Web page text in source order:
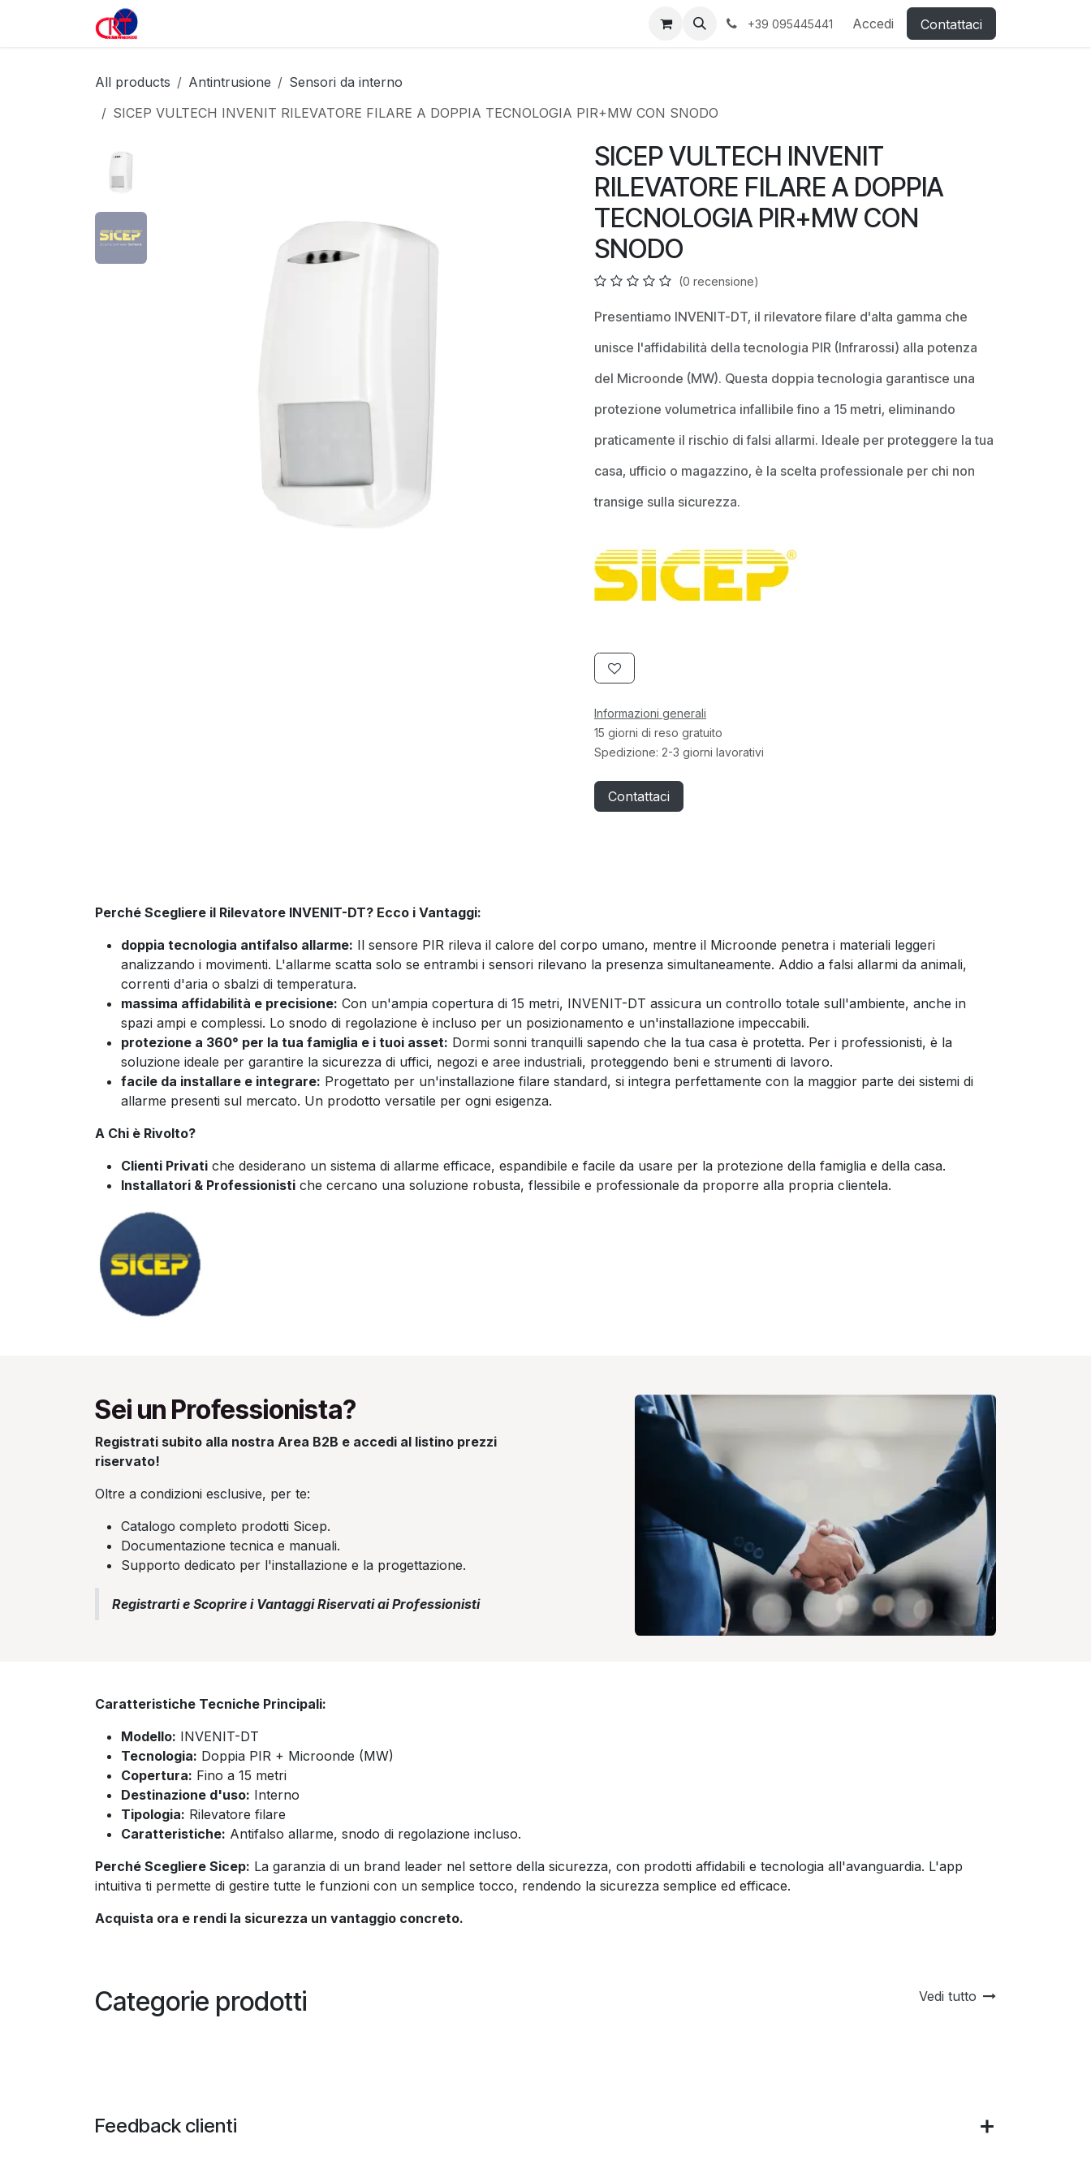
Passa al contenuto
+39 095445441 Accedi Contattaci
All products Antintrusione
Sensori da interno
SICEP VULTECH INVENIT RILEVATORE FILARE A DOPPIA TECNOLOGIA PIR+MW CON SNODO
SICEP VULTECH INVENIT
RILEVATORE FILARE A DOPPIA
TECNOLOGIA PIR+MW CON
SNODO
(0 recensione)
Presentiamo INVENIT-DT, il rilevatore filare d'alta gamma che
unisce l'affidabilità della tecnologia PIR (Infrarossi) alla potenza
del Microonde (MW). Questa doppia tecnologia garantisce una
protezione volumetrica infallibile fino a 15 metri, eliminando
praticamente il rischio di falsi allarmi. Ideale per proteggere la tua
casa, ufficio o magazzino, è la scelta professionale per chi non
transige sulla sicurezza.
Informazioni generali
15 giorni di reso gratuito
Spedizione: 2-3 giorni lavorativi
Contattaci
Perché Scegliere il Rilevatore INVENIT-DT? Ecco i Vantaggi:
doppia tecnologia antifalso allarme: Il sensore PIR rileva il calore del corpo umano, mentre il Microonde penetra i materiali leggeri
analizzando i movimenti. L'allarme scatta solo se entrambi i sensori rilevano la presenza simultaneamente. Addio a falsi allarmi da animali,
correnti d'aria o sbalzi di temperatura.
massima affidabilità e precisione: Con un'ampia copertura di 15 metri, INVENIT-DT assicura un controllo totale sull'ambiente, anche in
spazi ampi e complessi. Lo snodo di regolazione è incluso per un posizionamento e un'installazione impeccabili.
protezione a 360° per la tua famiglia e i tuoi asset: Dormi sonni tranquilli sapendo che la tua casa è protetta. Per i professionisti, è la
soluzione ideale per garantire la sicurezza di uffici, negozi e aree industriali, proteggendo beni e strumenti di lavoro.
facile da installare e integrare: Progettato per un'installazione filare standard, si integra perfettamente con la maggior parte dei sistemi di
allarme presenti sul mercato. Un prodotto versatile per ogni esigenza.
A Chi è Rivolto?
Clienti Privati che desiderano un sistema di allarme efficace, espandibile e facile da usare per la protezione della famiglia e della casa.
Installatori & Professionisti che cercano una soluzione robusta, flessibile e professionale da proporre alla propria clientela.
Sei un Professionista?
Registrati subito alla nostra Area B2B e accedi al listino prezzi
riservato!
Oltre a condizioni esclusive, per te:
Catalogo completo prodotti Sicep.
Documentazione tecnica e manuali.
Supporto dedicato per l'installazione e la progettazione.
Registrarti e Scoprire i Vantaggi Riservati ai Professionisti
Caratteristiche Tecniche Principali:
Modello: INVENIT-DT
Tecnologia: Doppia PIR + Microonde (MW)
Copertura: Fino a 15 metri
Destinazione d'uso: Interno
Tipologia: Rilevatore filare
Caratteristiche: Antifalso allarme, snodo di regolazione incluso.
Perché Scegliere Sicep: La garanzia di un brand leader nel settore della sicurezza, con prodotti affidabili e tecnologia all'avanguardia. L'app
intuitiva ti permette di gestire tutte le funzioni con un semplice tocco, rendendo la sicurezza semplice ed efficace.
Acquista ora e rendi la sicurezza un vantaggio concreto.
Categorie prodotti Vedi tutto
Feedback clienti